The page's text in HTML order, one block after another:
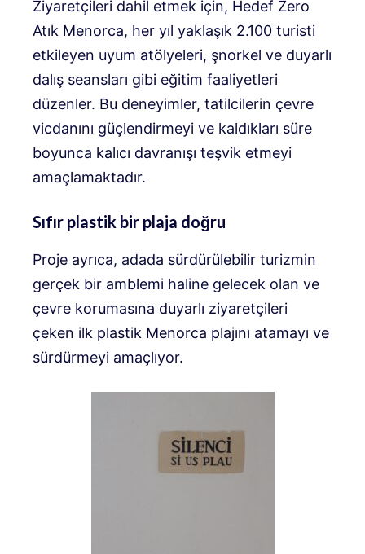
Ziyaretçileri dahil etmek için, Hedef Zero
Atık Menorca, her yıl yaklaşık 2.100 turisti
etkileyen uyum atölyeleri, şnorkel ve duyarlı
dalış seansları gibi eğitim faaliyetleri
düzenler. Bu deneyimler, tatilcilerin çevre
vicdanını güçlendirmeyi ve kaldıkları süre
boyunca kalıcı davranışı teşvik etmeyi
amaçlamaktadır.
Sıfır plastik bir plaja doğru
Proje ayrıca, adada sürdürülebilir turizmin
gerçek bir amblemi haline gelecek olan ve
çevre korumasına duyarlı ziyaretçileri
çeken ilk plastik Menorca plajını atamayı ve
sürdürmeyi amaçlıyor.